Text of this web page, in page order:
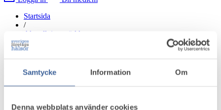
Samtycke Information Om
Denna webbplats använder cookies
Startsida
/
Aktuellt i omvärlden
/
Nu sänks trösklarna för återgång i arbete vid sjukskrivning
Nu sänks trösklarna för återgång i arbete
vid sjukskrivning